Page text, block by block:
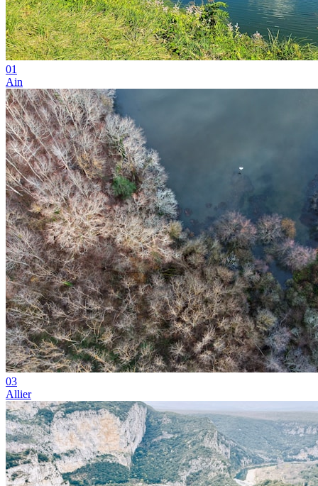
01
Ain
03
Allier